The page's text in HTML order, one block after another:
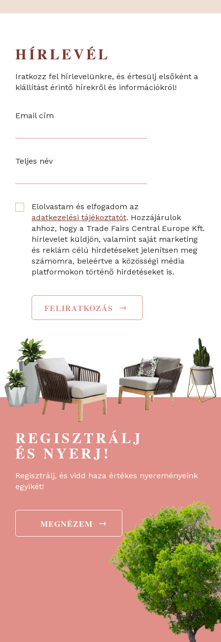
HÍRLEVÉL
Iratkozz fel hírlevelünkre, és értesülj elsőként a
kiállítást érintő hírekről és információkról!
Email cím
Teljes név
Elolvastam és elfogadom az
adatkezelési tájékoztatót. Hozzájárulok
ahhoz, hogy a Trade Fairs Central Europe Kft.
hírlevelet küldjön, valamint saját marketing
és reklám célú hirdetéseket jelenítsen meg
számomra, beleértve a közösségi média
platformokon történő hirdetéseket is.
FELIRATKOZÁS →
REGISZTRÁLJ
ÉS NYERJ!
Regisztrálj, és vidd haza értékes nyereményeink
egyikét!
MEGNÉZEM →